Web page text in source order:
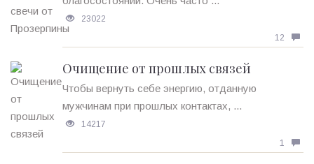
23022
12
Очищение от прошлых связей
Чтобы вернуть себе энергию, отданную
мужчинам при прошлых контактах, ...
14217
1